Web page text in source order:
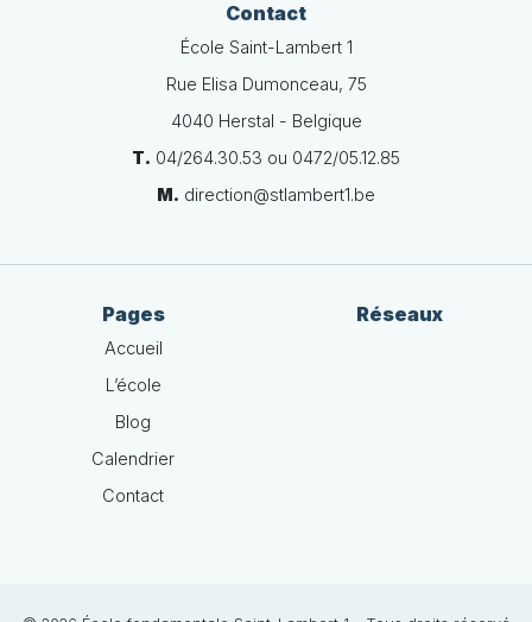
Contact
École Saint-Lambert 1
Rue Elisa Dumonceau, 75
4040 Herstal - Belgique
T. 04/264.30.53 ou 0472/05.12.85
M. direction@stlambert1.be
Pages
Accueil
L’école
Blog
Calendrier
Contact
Réseaux